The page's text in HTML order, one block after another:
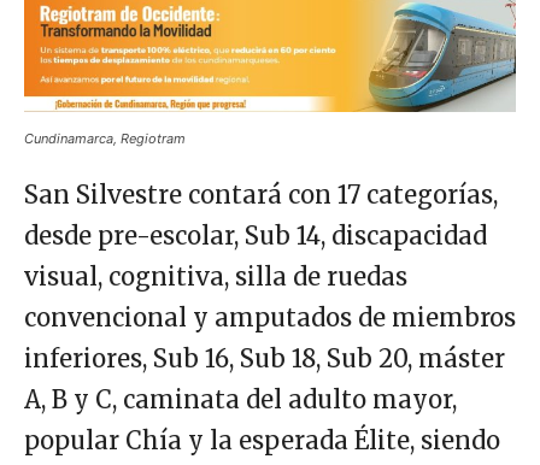
Cundinamarca, Regiotram
San Silvestre contará con 17 categorías,
desde pre-escolar, Sub 14, discapacidad
visual, cognitiva, silla de ruedas
convencional y amputados de miembros
inferiores, Sub 16, Sub 18, Sub 20, máster
A, B y C, caminata del adulto mayor,
popular Chía y la esperada Élite, siendo